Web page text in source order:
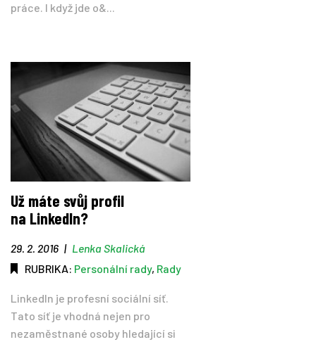
práce. I když jde o&...
Už máte svůj profil
na LinkedIn?
29. 2. 2016 | Lenka Skalická
RUBRIKA: Personální rady, Rady
LinkedIn je profesní sociální síť.
Tato síť je vhodná nejen pro
nezaměstnané osoby hledající si